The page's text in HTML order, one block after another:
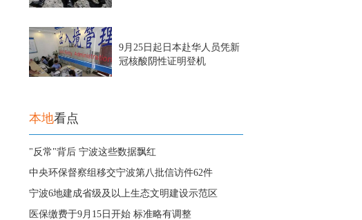
9月25日起日本赴华人员凭新
冠核酸阴性证明登机
本地看点
"反常"背后 宁波这些数据飘红
中央环保督察组移交宁波第八批信访件62件
宁波6地建成省级及以上生态文明建设示范区
医保缴费于9月15日开始 标准略有调整